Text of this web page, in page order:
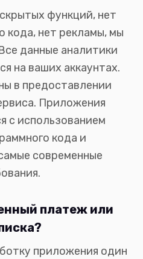
функций, нет
кода, нет рекламы, мы
данные аналитики
на ваших аккаунтах.
в предоставлении
Приложения
с использованием
кода и
современные
платеж или
приложения один